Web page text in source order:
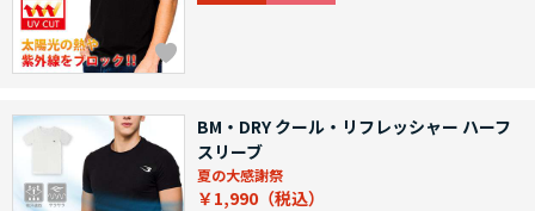
BM・DRY クール・リフレッシャー ハーフ
スリーブ
夏の大感謝祭
￥1,990